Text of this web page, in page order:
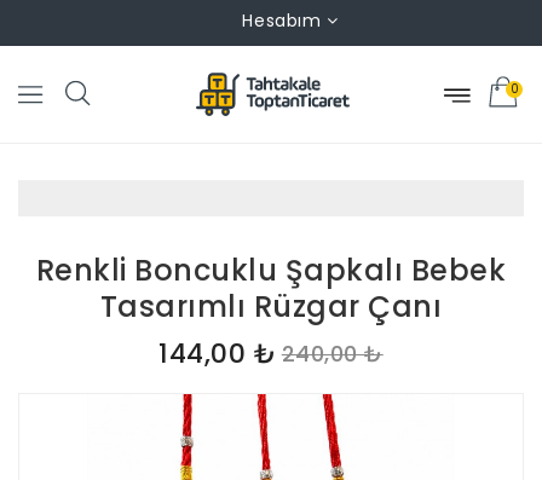
Hesabım
0
Renkli Boncuklu Şapkalı Bebek
Tasarımlı Rüzgar Çanı
144,00 ₺ 240,00 ₺